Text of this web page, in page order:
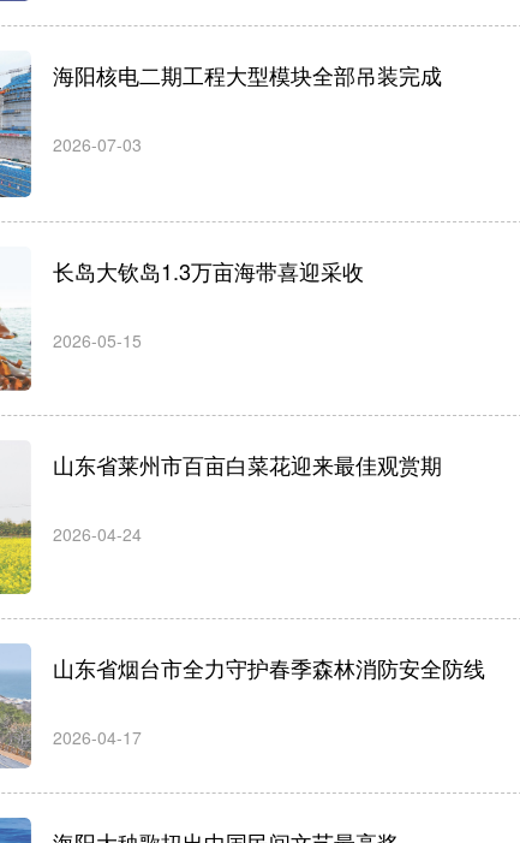
海阳核电二期工程大型模块全部吊装完成
2026-07-03
长岛大钦岛1.3万亩海带喜迎采收
2026-05-15
山东省莱州市百亩白菜花迎来最佳观赏期
2026-04-24
山东省烟台市全力守护春季森林消防安全防线
2026-04-17